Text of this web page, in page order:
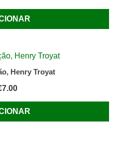
Henry Troyat
7.00